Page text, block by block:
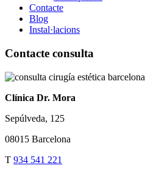
Contacte
Blog
Instal·lacions
Contacte consulta
Clínica Dr. Mora
Sepúlveda, 125
08015 Barcelona
T 934 541 221